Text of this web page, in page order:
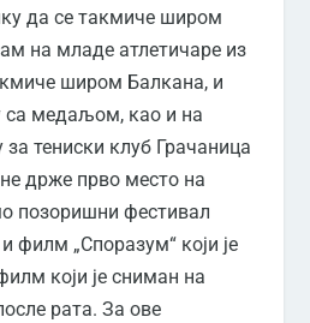
да се такмиче широм
на младе атлетичаре из
широм Балкана, и
са медаљом, као и на
за тениски клуб Грачаница
држе прво место на
позоришни фестивал
филм „Споразум“ који је
који је сниман на
рата. За ове